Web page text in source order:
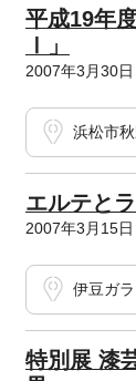
平成19年
Ⅰ」
2007年3月30
浜松市
エルテと
2007年3月15
伊豆ガ
特別展 漆